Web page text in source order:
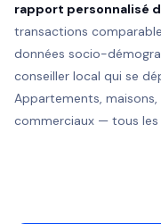
rapport personnalisé
transactions
données socio-
conseiller local qui se
Appartements,
commerciaux — tous